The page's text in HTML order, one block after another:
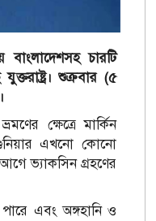
চারটি
শুক্রবার (৫
ক্ষেত্রে মার্কিন
এখনো কোনো
ভ্যাকসিন গ্রহণের
এবং অঙ্গহানি ও